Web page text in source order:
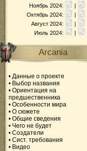
Ноябрь 2024:
|
Октябрь 2024:
|
Август 2024:
|
Июль 2024:
|
Arcania
• Данные о проекте
• Выбор названия
• Ориентация на
предшественника
• Особенности мира
• О сюжете
• Общие сведения
• Чего не будет
• Создатели
• Сист. требования
• Видео